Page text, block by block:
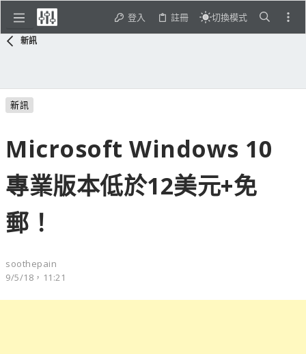
登入 註冊 切換模式
新訊
新訊
Microsoft Windows 10
專業版本低於12美元+免
郵！
soothepain
9/5/18，11:21